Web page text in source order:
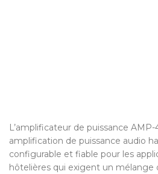
L’amplificateur de puissance AMP-
amplification de puissance audio
configurable et fiable pour les
hôtelières qui exigent un mélange